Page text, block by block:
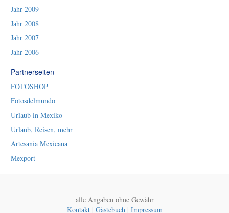
Jahr 2009
Jahr 2008
Jahr 2007
Jahr 2006
Partnerseiten
FOTOSHOP
Fotosdelmundo
Urlaub in Mexiko
Urlaub, Reisen, mehr
Artesania Mexicana
Mexport
alle Angaben ohne Gewähr
Kontakt| Gästebuch| Impressum